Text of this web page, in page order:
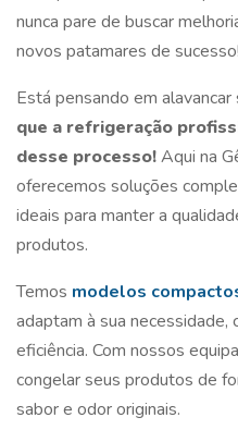
nunca pare de buscar
novos patamares de sucesso!
Está pensando em alavancar
que a refrigeração
desse processo!Aqui na
oferecemos soluções
ideais para manter a
produtos.
Temos modelos
adaptam à sua
eficiência. Com nossos
congelar seus produtos de
sabor e odor originais.